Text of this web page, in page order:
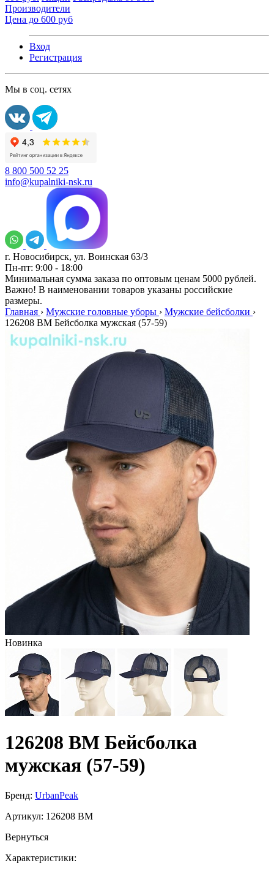
Производители
Цена до 600 руб
Вход
Регистрация
Мы в соц. сетях
8 800 500 52 25
info@kupalniki-nsk.ru
г. Новосибирск, ул. Воинская 63/3
Пн-пт: 9:00 - 18:00
Минимальная сумма заказа по оптовым ценам 5000 рублей.
Важно! В наименовании товаров указаны российские
размеры.
Главная › Мужские головные уборы › Мужские бейсболки ›
126208 BM Бейсболка мужская (57-59)
Новинка
126208 BM Бейсболка
мужская (57-59)
Бренд: UrbanPeak
Артикул: 126208 BM
Вернуться
Характеристики: